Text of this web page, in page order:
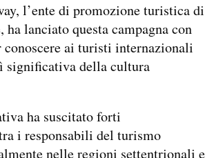
l’ente di promozione turistica di
ha lanciato questa campagna con
ai turisti internazionali
significativa della cultura
ha suscitato forti
i responsabili del turismo
nelle regioni settentrionali e